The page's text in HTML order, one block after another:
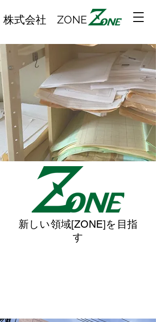
株式会社 ZONE
新しい領域[ZONE]を目指
す